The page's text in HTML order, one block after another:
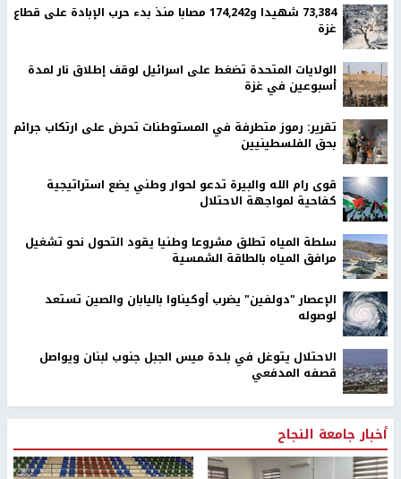
73,384 شهيدا و174,242 مصابا منذ بدء حرب الإبادة على قطاع
غزة
الولايات المتحدة تضغط على اسرائيل لوقف إطلاق نار لمدة
أسبوعين في غزة
تقرير: رموز متطرفة في المستوطنات تحرض على ارتكاب جرائم
بحق الفلسطينيين
قوى رام الله والبيرة تدعو لحوار وطني يضع استراتيجية
كفاحية لمواجهة الاحتلال
سلطة المياه تطلق مشروعا وطنيا يقود التحول نحو تشغيل
مرافق المياه بالطاقة الشمسية
الإعصار "دولفين" يضرب أوكيناوا باليابان والصين تستعد
لوصوله
الاحتلال يتوغل في بلدة ميس الجبل جنوب لبنان ويواصل
قصفه المدفعي
أخبار جامعة النجاح